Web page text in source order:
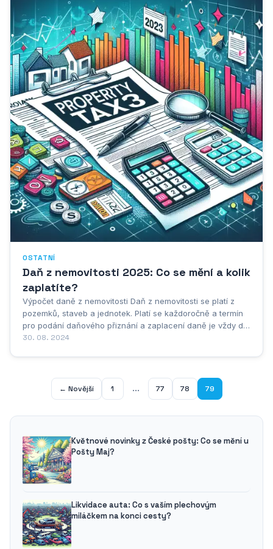
OSTATNÍ
Daň z nemovitosti 2025: Co se mění a kolik
zaplatíte?
Výpočet daně z nemovitosti Daň z nemovitosti se platí z
pozemků, staveb a jednotek. Platí se každoročně a termín
pro podání daňového přiznání a zaplacení daně je vždy do
konce května. Pokud vám vznikla povinnost podat daňové
30. 08. 2024
← Novější 1 ... 77 78 79
Květnové novinky z České pošty: Co se mění u
Pošty Maj?
Likvidace auta: Co s vaším plechovým
miláčkem na konci cesty?